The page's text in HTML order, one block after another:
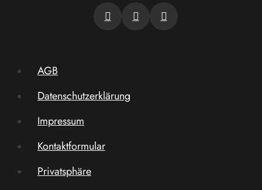
AGB
Datenschutzerklärung
Impressum
Kontaktformular
Privatsphäre